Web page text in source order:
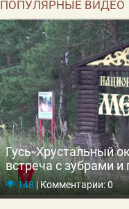
ПОПУЛЯРНЫЕ ВИДЕО
Гусь‑Хрустальный
встреча с зубрами
148 |Комментарии: 0